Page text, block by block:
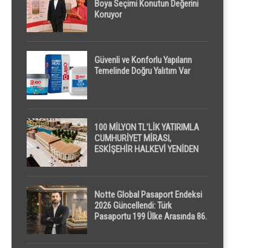
Boya Seçimi Konutun Değerini
Koruyor
Güvenli ve Konforlu Yapıların
Temelinde Doğru Yalıtım Var
100 MİLYON TL’LİK YATIRIMLA
CUMHURİYET MİRASI,
ESKİŞEHİR HALKEVİ YENİDEN
Notte Global Pasaport Endeksi
2026 Güncellendi: Türk
Pasaportu 199 Ülke Arasında 86.